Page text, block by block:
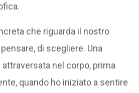
che riguarda il nostro
di scegliere. Una
nel corpo, prima
quando ho iniziato a sentire